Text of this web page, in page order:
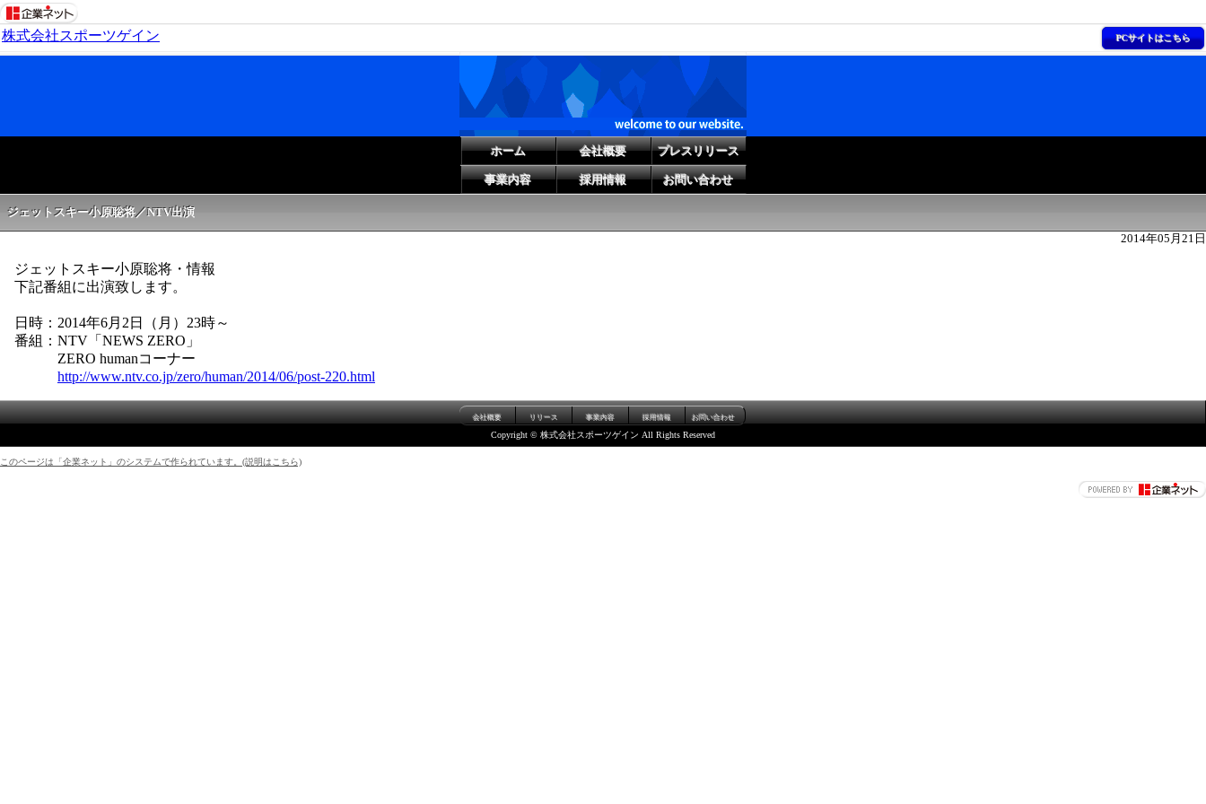
株式会社スポーツゲイン PCサイトはこちら
ホーム 会社概要 プレスリリース
事業内容 採用情報 お問い合わせ
ジェットスキー小原聡将／NTV出演
2014年05月21日
ジェットスキー小原聡将・情報
下記番組に出演致します。
日時：2014年6月2日（月）23時～
番組：NTV「NEWS ZERO」
ZERO humanコーナー
http://www.ntv.co.jp/zero/human/2014/06/post-220.html
会社概要 リリース 事業内容 採用情報 お問い合わせ
Copyright © 株式会社スポーツゲイン All Rights Reserved
このページは「企業ネット」のシステムで作られています。(説明はこちら)